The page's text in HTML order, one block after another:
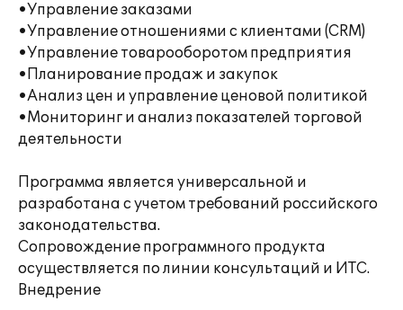
•Управление заказами
•Управление отношениями с клиентами (CRM)
•Управление товарооборотом предприятия
•Планирование продаж и закупок
•Анализ цен и управление ценовой политикой
•Мониторинг и анализ показателей торговой
деятельности
Программа является универсальной и
разработана с учетом требований российского
законодательства.
Сопровождение программного продукта
осуществляется по линии консультаций и ИТС.
Внедрение